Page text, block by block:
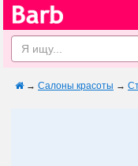
→ Салоны красоты →